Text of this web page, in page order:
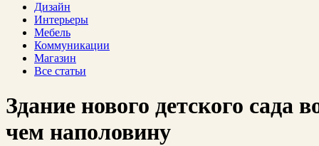
Дизайн
Интерьеры
Мебель
Коммуникации
Магазин
Все статьи
Здание нового детского сада
чем наполовину